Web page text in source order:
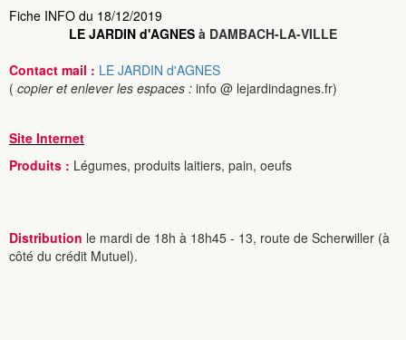
Fiche INFO du 18/12/2019
LE JARDIN d'AGNES à DAMBACH-LA-VILLE
Contact mail : LE JARDIN d'AGNES
( copier et enlever les espaces : info @ lejardindagnes.fr)
Site Internet
Produits : Légumes, produits laitiers, pain, oeufs
Distribution le mardi de 18h à 18h45 - 13, route de Scherwiller (à
côté du crédit Mutuel).